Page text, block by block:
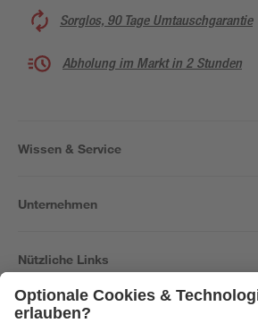
Sorglos, 90 Tage Umtauschgarantie
Abholung im Markt in 2 Stunden
Wissen & Service
Unternehmen
Nützliche Links